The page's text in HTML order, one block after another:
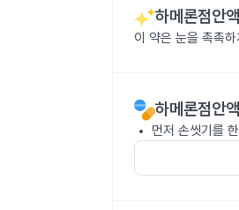
하메론점안
이 약은 눈을 촉촉
하메론점안
먼저 손씻기를